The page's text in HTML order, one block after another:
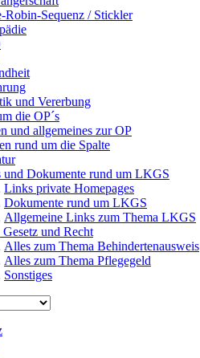
Robin-Sequenz / Stickler
und Vererbung
die OP´s
und allgemeines zur OP
rund um die Spalte
und Dokumente rund um LKGS
Links private Homepages
Dokumente rund um LKGS
Allgemeine Links zum Thema LKGS
und Recht
Alles zum Thema Behindertenausweis
Alles zum Thema Pflegegeld
Sonstiges